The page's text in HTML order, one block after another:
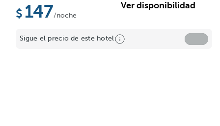
147/noche
Ver disponibilidad
Sigue el precio de este hotel